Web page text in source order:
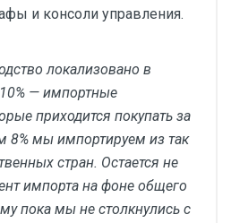
и консоли управления.
локализовано в
— импортные
приходится покупать за
8% мы импортируем из так
стран. Остается не
импорта на фоне общего
пока мы не столкнулись с